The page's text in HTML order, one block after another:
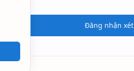
Đăng nhận xét